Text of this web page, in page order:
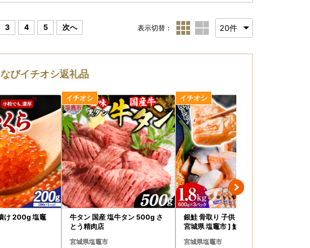
は受付ておりません。
送業者へご依頼をお願いいたします。
金(受取人着払い)が発生しますので、ご了承ください。当市で負担はいた
りさせていただいております。
い※
備が生じる可能性がございます。
したら、到着後速やかに状態が確認できる画像を撮影し、返礼品到着後3
ださい。
像データがないものは対応できかねる場合がございます。
ださい。
3 4 5 次へ 表示切替：
びイチオシ返礼品
け 200g 塩竈
牛タン 国産 塩牛タン 500g さ
とう精肉店
宮城県塩竈市
銀鮭 骨取り 子供も安心 1.8kg [
宮城県 塩竈市 ] 鮭
宮城県塩竈市